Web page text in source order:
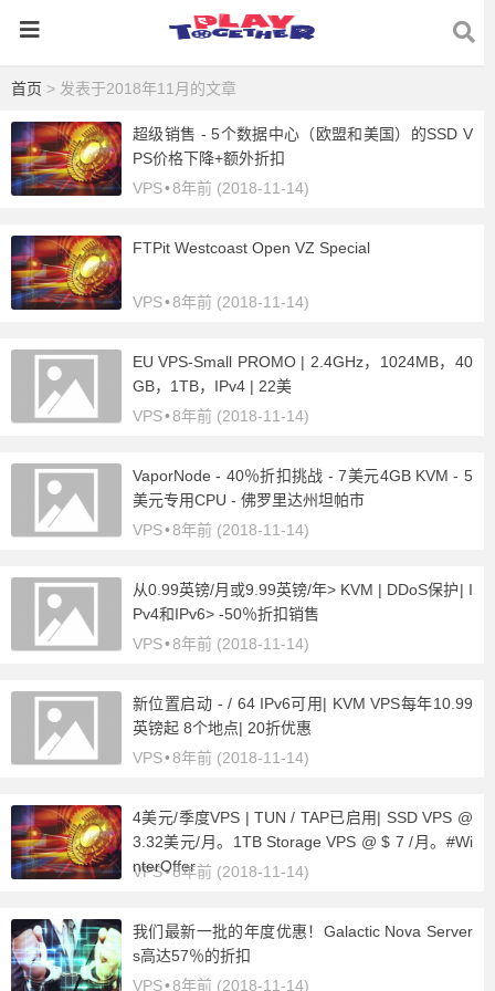
首页 > 发表于2018年11月的文章
超级销售 - 5个数据中心（欧盟和美国）的SSD V
PS价格下降+额外折扣
VPS•8年前 (2018-11-14)
FTPit Westcoast Open VZ Special
VPS•8年前 (2018-11-14)
EU VPS-Small PROMO | 2.4GHz，1024MB，40
GB，1TB，IPv4 | 22美
VPS•8年前 (2018-11-14)
VaporNode - 40％折扣挑战 - 7美元4GB KVM - 5
美元专用CPU - 佛罗里达州坦帕市
VPS•8年前 (2018-11-14)
从0.99英镑/月或9.99英镑/年> KVM | DDoS保护| I
Pv4和IPv6> -50％折扣销售
VPS•8年前 (2018-11-14)
新位置启动 - / 64 IPv6可用| KVM VPS每年10.99
英镑起 8个地点| 20折优惠
VPS•8年前 (2018-11-14)
4美元/季度VPS | TUN / TAP已启用| SSD VPS @
3.32美元/月。1TB Storage VPS @ $ 7 /月。#Wi
nterOffer
VPS•8年前 (2018-11-14)
我们最新一批的年度优惠！Galactic Nova Server
s高达57％的折扣
VPS•8年前 (2018-11-14)